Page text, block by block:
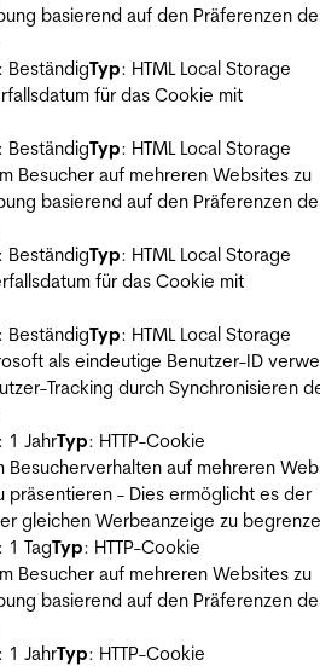
basierend auf den Präferenzen
: BeständigTyp: HTML Local Storage
für das Cookie mit
: BeständigTyp: HTML Local Storage
Besucher auf mehreren Websites zu
basierend auf den Präferenzen
: BeständigTyp: HTML Local Storage
für das Cookie mit
: BeständigTyp: HTML Local Storage
als eindeutige Benutzer-ID
Tracking durch Synchronisieren
: 1 JahrTyp: HTTP-Cookie
Besucherverhalten auf mehreren
präsentieren - Dies ermöglicht es der
gleichen Werbeanzeige zu
: 1 TagTyp: HTTP-Cookie
Besucher auf mehreren Websites zu
basierend auf den Präferenzen
: 1 JahrTyp: HTTP-Cookie